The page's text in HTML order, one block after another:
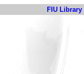
FIU Library